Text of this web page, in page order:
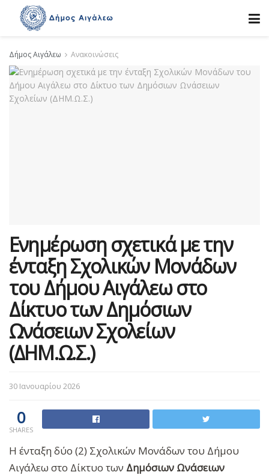
Δήμος Αιγάλεω Ανακοινώσεις
Ενημέρωση σχετικά με την
ένταξη Σχολικών Μονάδων
του Δήμου Αιγάλεω στο
Δίκτυο των Δημόσιων
Ωνάσειων Σχολείων
(ΔΗΜ.Ω.Σ.)
30 Ιανουαρίου 2026
0
SHARES
Η ένταξη δύο (2) Σχολικών Μονάδων του Δήμου
Αιγάλεω στο Δίκτυο των Δημόσιων Ωνάσειων